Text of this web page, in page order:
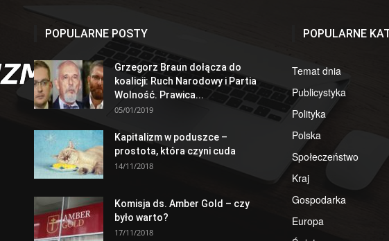
POPULARNE POSTY
Grzegorz Braun dołącza do
koalicji: Ruch Narodowy i Partia
Wolność. Prawica...
05/01/2019
Kapitalizm w poduszce –
prostota, która czyni cuda
14/11/2018
Komisja ds. Amber Gold – czy
było warto?
17/11/2018
POPULARNE
Temat dnia
Publicystyka
Polityka
Polska
Społeczeństwo
Kraj
Gospodarka
Europa